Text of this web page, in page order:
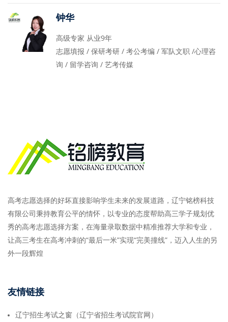
钟华
高级专家 从业9年
志愿填报 / 保研考研 / 考公考编 / 军队文职 /心理咨
询 / 留学咨询 / 艺考传媒
高考志愿选择的好坏直接影响学生未来的发展道路，辽宁铭榜科技
有限公司秉持教育公平的情怀，以专业的态度帮助高三学子规划优
秀的高考志愿选择方案，在海量录取数据中精准推荐大学和专业，
让高三考生在高考冲刺的“最后一米”实现“完美撞线”，迈入人生的另
外一段辉煌
友情链接
辽宁招生考试之窗（辽宁省招生考试院官网）